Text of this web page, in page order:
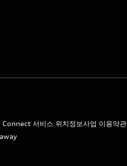
서비스 위치정보사업 이용약관